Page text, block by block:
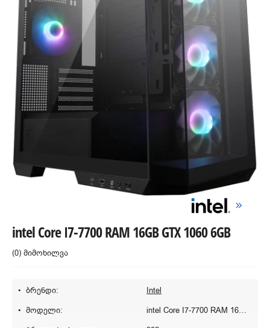
intel Core I7-7700 RAM 16GB GTX 1060 6GB
(0) მიმოხილვა
ბრენდი:
Intel
მოდელი:
intel Core I7-7700 RAM 16GB GTX 1060 6GB